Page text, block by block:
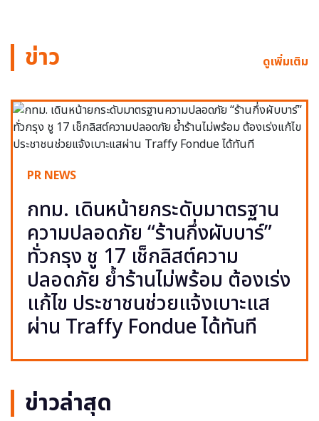
ข่าว ดูเพิ่มเติม
PR NEWS
กทม. เดินหน้ายกระดับมาตรฐาน
ความปลอดภัย “ร้านกึ่งผับบาร์”
ทั่วกรุง ชู 17 เช็กลิสต์ความ
ปลอดภัย ย้ำร้านไม่พร้อม ต้องเร่ง
แก้ไข ประชาชนช่วยแจ้งเบาะแส
ผ่าน Traffy Fondue ได้ทันที
ข่าวล่าสุด